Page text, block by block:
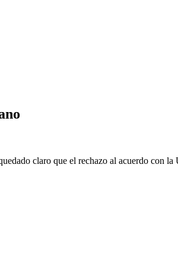
claro que el rechazo al acuerdo con